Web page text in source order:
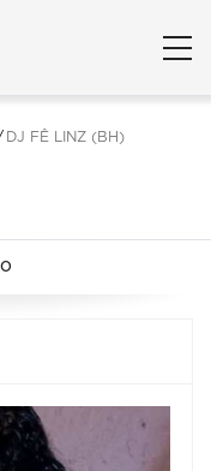
DJ FÊ LINZ (BH)